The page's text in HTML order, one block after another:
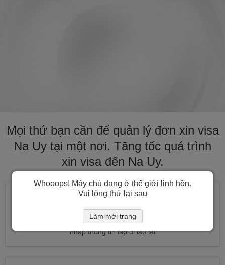
Mọi thứ bạn cần để quản lý đơn xin visa
Na Uy tại một nơi. Tăng tốc quá trình
xin visa đến Na Uy.
Đăng ký nhiều loại visa cùng một lúc
nhập thông tin lặp đi lặp lại
Whooops! Máy chủ đang ở thế giới linh hồn.
Vui lòng thử lại sau
Làm mới trang